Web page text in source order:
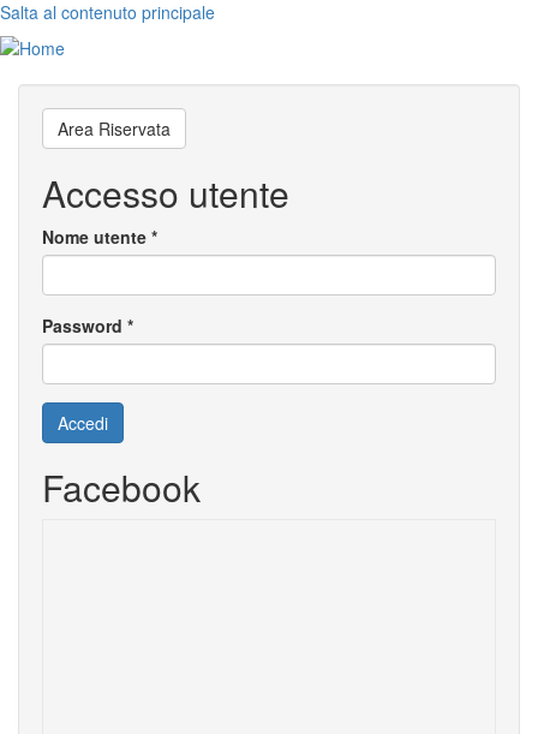
Salta al contenuto principale
Area Riservata
Accesso utente
Nome utente *
Password *
Accedi
Facebook